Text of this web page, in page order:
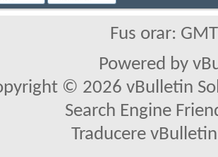
Fus orar:
Powered by
© 2026 vBulletin
Search Engine
Traducere